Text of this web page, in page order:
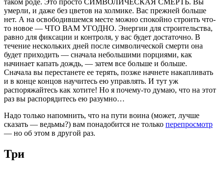
таком роде. Это просто СИМВОЛИЧЕСКАЯ СМЕРТЬ. Вы
умерли, и даже без цветов на холмике. Вас прежней больше
нет. А на освободившемся месте можно спокойно строить что-
то новое — ЧТО ВАМ УГОДНО. Энергии для строительства,
равно для фиксации и контроля, у вас будет достаточно. В
течение нескольких дней после символической смерти она
будет приходить — сначала небольшими порциями, как
начинает капать дождь, — затем все больше и больше.
Сначала вы перестанете ее терять, позже начнете накапливать
и в конце концов научитесь ею управлять. И тут уж
распоряжайтесь как хотите! Но я почему-то думаю, что на этот
раз вы распорядитесь ею разумно…
Надо только напомнить, что на пути воина (может, лучше
сказать — ведьмы?) вам понадобится не только перепросмотр
— но об этом в другой раз.
Три